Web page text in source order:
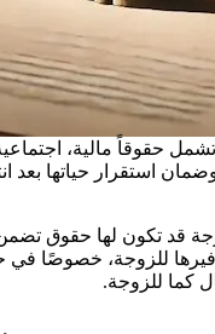
حقوقاً مالية،
استقرار حياتها بعد
تكون لها حقوق تضمن
للزوجة، خصوصًا في
كما للزوجة.